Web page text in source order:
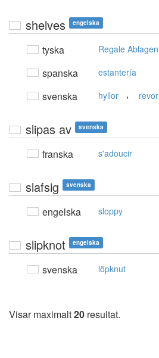
shelves engelska
tyska Regale Ablagen
spanska estantería
svenska hyllor , revor
slipas av svenska
franska s'adoucir
slafsig svenska
engelska sloppy
slipknot engelska
svenska löpknut
Visar maximalt20 resultat.